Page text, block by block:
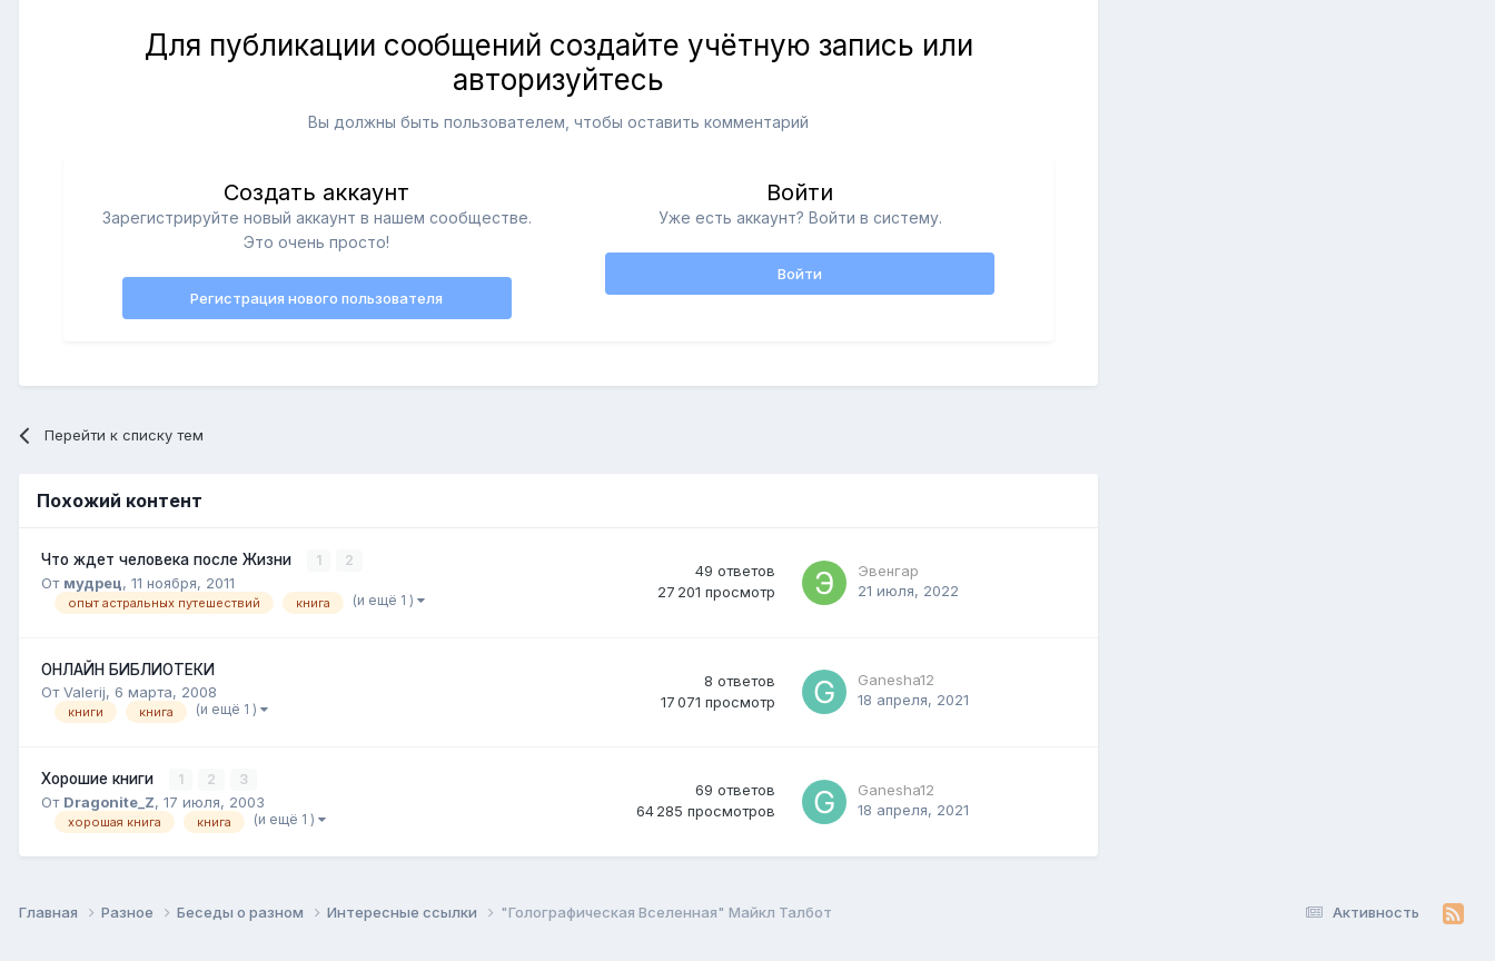
Для публикации сообщений создайте учётную запись или
авторизуйтесь
Вы должны быть пользователем, чтобы оставить комментарий
Создать аккаунт
Зарегистрируйте новый аккаунт в нашем сообществе.
Это очень просто!
Регистрация нового пользователя
Войти
Уже есть аккаунт? Войти в систему.
Войти
Перейти к списку тем
Похожий контент
Что ждет человека после Жизни 1 2
От мудрец, 11 ноября, 2011
опыт астральных путешествий книга (и ещё 1 )
49 ответов
27 201 просмотр
Эвенгар
21 июля, 2022
ОНЛАЙН БИБЛИОТЕКИ
От Valerij, 6 марта, 2008
книги книга (и ещё 1 )
8 ответов
17 071 просмотр
Ganesha12
18 апреля, 2021
Хорошие книги 1 2 3
От Dragonite_Z, 17 июля, 2003
хорошая книга книга (и ещё 1 )
69 ответов
64 285 просмотров
Ganesha12
18 апреля, 2021
Активность
Главная Разное Беседы о разном Интересные ссылки "Голографическая Вселенная" Майкл Талбот